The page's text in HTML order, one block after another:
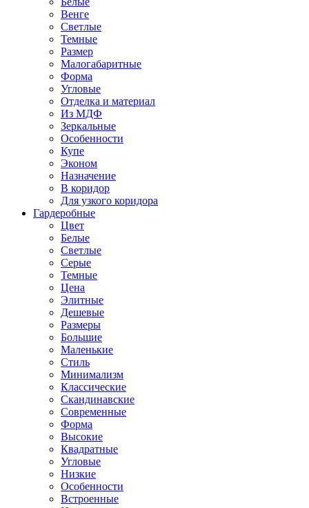
Венге
Светлые
Темные
Размер
Малогабаритные
Форма
Угловые
Отделка и материал
Из МДФ
Зеркальные
Особенности
Купе
Эконом
Назначение
В коридор
Для узкого коридора
Гардеробные
Цвет
Белые
Светлые
Серые
Темные
Цена
Элитные
Дешевые
Размеры
Большие
Маленькие
Стиль
Минимализм
Классические
Скандинавские
Современные
Форма
Высокие
Квадратные
Угловые
Низкие
Особенности
Встроенные